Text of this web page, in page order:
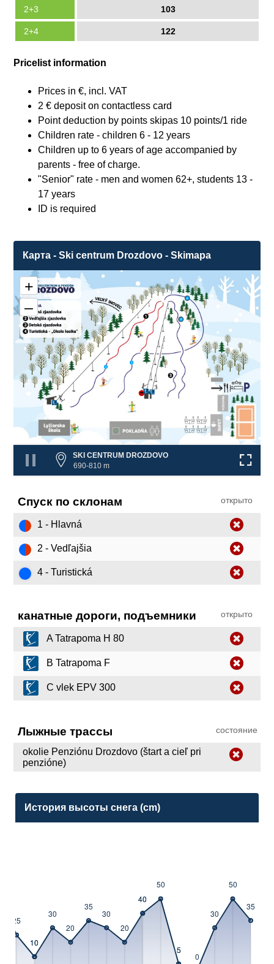
2+3 103
2+4 122
Pricelist information
Prices in €, incl. VAT
2 € deposit on contactless card
Point deduction by points skipas 10 points/1 ride
Children rate - children 6 - 12 years
Children up to 6 years of age accompanied by
parents - free of charge.
"Senior" rate - men and women 62+, students 13 -
17 years
ID is required
Карта - Ski centrum Drozdovo - Skimapa
1
1
2
4
❌
❌ ❌
+
–
SKI CENTRUM DROZDOVO
690-810 m
Спуск по склонам открыто
1 - Hlavná
2 - Vedľajšia
4 - Turistická
канатные дороги, подъемники открыто
A Tatrapoma H 80
B Tatrapoma F
C vlek EPV 300
Лыжные трассы состояние
okolie Penziónu Drozdovo (štart a cieľ pri
penzióne)
История высоты снега (cm)